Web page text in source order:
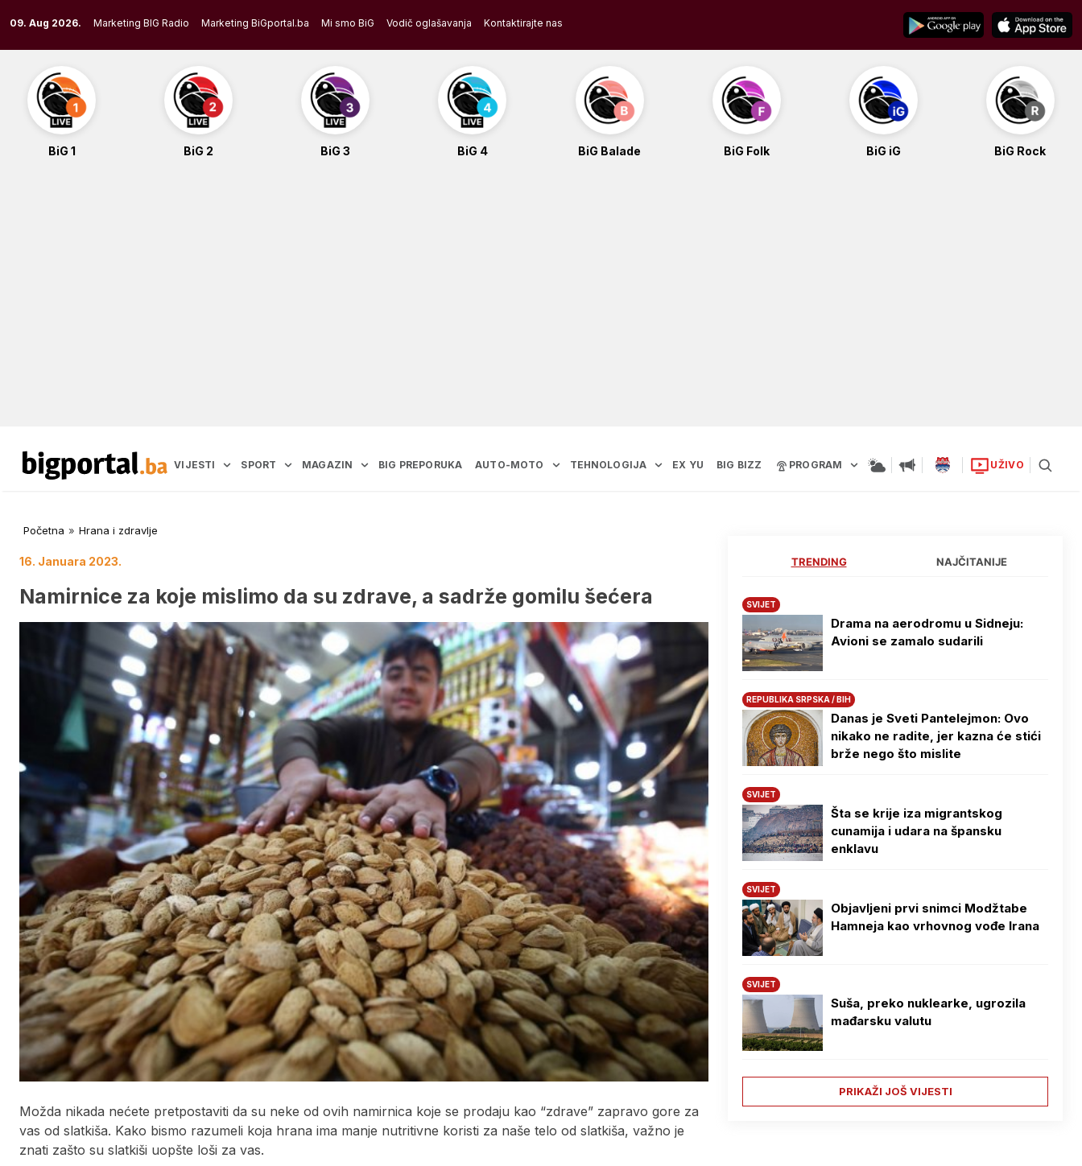
to
content
09. Aug 2026. Marketing BIG Radio Marketing BiGportal.ba Mi smo BiG Vodič oglašavanja Kontaktirajte nas
BiG 1 BiG 2 BiG 3 BiG 4 BiG Balade BiG Folk BiG iG BiG Rock
VIJESTI SPORT MAGAZIN BIG PREPORUKA AUTO-MOTO TEHNOLOGIJA EX YU BIG BIZZ PROGRAM UŽIVO
Početna » Hrana i zdravlje
16. Januara 2023.
Namirnice za koje mislimo da su zdrave, a sadrže gomilu šećera
Možda nikada nećete pretpostaviti da su neke od ovih namirnica koje se prodaju kao “zdrave” zapravo gore za
vas od slatkiša. Kako bismo razumeli koja hrana ima manje nutritivne koristi za naše telo od slatkiša, važno je
znati zašto su slatkiši uopšte loši za vas.
TRENDING NAJČITANIJE
SVIJET
Drama na aerodromu u Sidneju:
Avioni se zamalo sudarili
REPUBLIKA SRPSKA / BIH
Danas je Sveti Pantelejmon: Ovo
nikako ne radite, jer kazna će stići
brže nego što mislite
SVIJET
Šta se krije iza migrantskog
cunamija i udara na špansku
enklavu
SVIJET
Objavljeni prvi snimci Modžtabe
Hamneja kao vrhovnog vođe Irana
SVIJET
Suša, preko nuklearke, ugrozila
mađarsku valutu
PRIKAŽI JOŠ VIJESTI